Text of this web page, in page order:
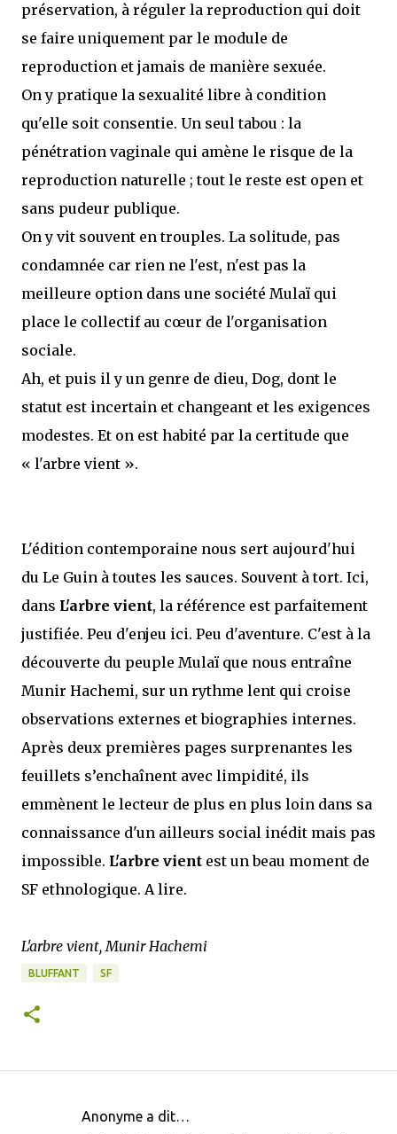
préservation, à réguler la reproduction qui doit
se faire uniquement par le module de
reproduction et jamais de manière sexuée.
On y pratique la sexualité libre à condition
qu'elle soit consentie. Un seul tabou : la
pénétration vaginale qui amène le risque de la
reproduction naturelle ; tout le reste est open et
sans pudeur publique.
On y vit souvent en trouples. La solitude, pas
condamnée car rien ne l'est, n'est pas la
meilleure option dans une société Mulaï qui
place le collectif au cœur de l'organisation
sociale.
Ah, et puis il y un genre de dieu, Dog, dont le
statut est incertain et changeant et les exigences
modestes. Et on est habité par la certitude que
« l'arbre vient ».
L'édition contemporaine nous sert aujourd'hui
du Le Guin à toutes les sauces. Souvent à tort. Ici,
dans L'arbre vient, la référence est parfaitement
justifiée. Peu d'enjeu ici. Peu d'aventure. C'est à la
découverte du peuple Mulaï que nous entraîne
Munir Hachemi, sur un rythme lent qui croise
observations externes et biographies internes.
Après deux premières pages surprenantes les
feuillets s’enchaînent avec limpidité, ils
emmènent le lecteur de plus en plus loin dans sa
connaissance d'un ailleurs social inédit mais pas
impossible. L'arbre vient est un beau moment de
SF ethnologique. A lire.
L'arbre vient, Munir Hachemi
BLUFFANT SF
Anonyme a dit…